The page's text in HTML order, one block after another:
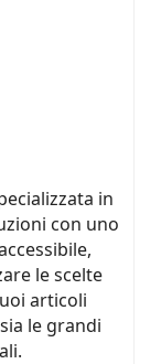
in
con uno
le scelte
articoli
le grandi